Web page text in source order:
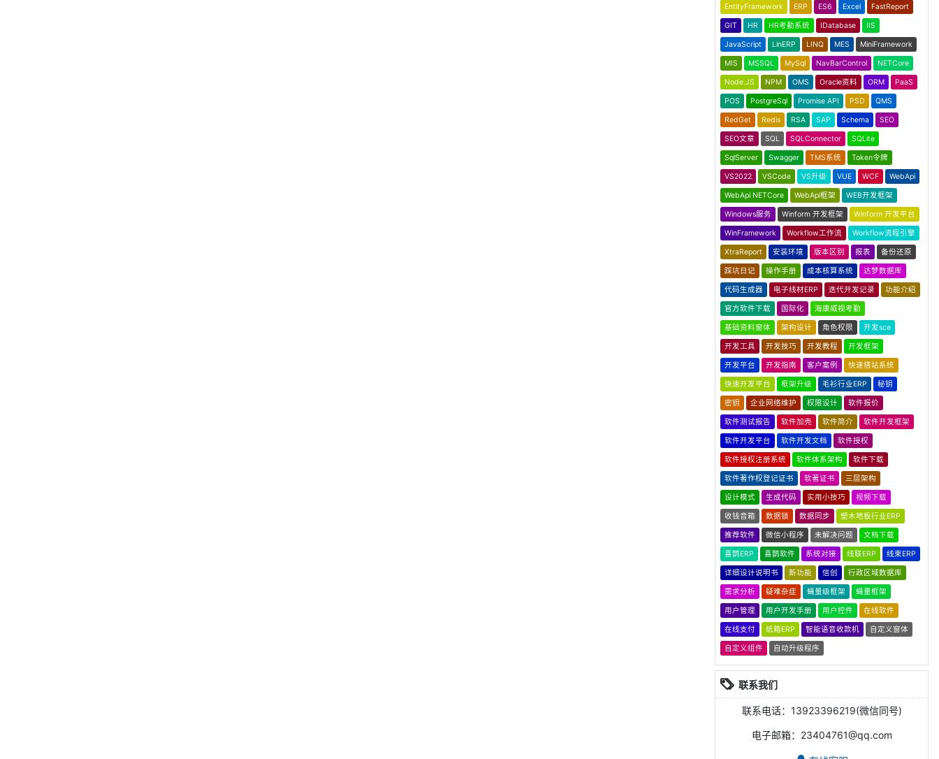
EntityFramework ERP ES6 Excel FastReport
GIT HR HR考勤系统 IDatabase IIS
JavaScript LinERP LINQ MES MiniFramework
MIS MSSQL MySql NavBarControl NETCore
Node.JS NPM OMS Oracle资料 ORM PaaS
POS PostgreSql Promise API PSD QMS
RedGet Redis RSA SAP Schema SEO
SEO文章 SQL SQLConnector SQLite
SqlServer Swagger TMS系统 Token令牌
VS2022 VSCode VS升级 VUE WCF WebApi
WebApi NETCore WebApi框架 WEB开发框架
Windows服务 Winform 开发框架 Winform 开发平台
WinFramework Workflow工作流 Workflow流程引擎
XtraReport 安装环境 版本区别 报表 备份还原
踩坑日记 操作手册 成本核算系统 达梦数据库
代码生成器 电子线材ERP 迭代开发记录 功能介绍
官方软件下载 国际化 海康威视考勤
基础资料窗体 架构设计 角色权限 开发sce
开发工具 开发技巧 开发教程 开发框架
开发平台 开发指南 客户案例 快速搭站系统
快速开发平台 框架升级 毛衫行业ERP 秘钥
密钥 企业网络维护 权限设计 软件报价
软件测试报告 软件加壳 软件简介 软件开发框架
软件开发平台 软件开发文档 软件授权
软件授权注册系统 软件体系架构 软件下载
软件著作权登记证书 软著证书 三层架构
设计模式 生成代码 实用小技巧 视频下载
收钱音箱 数据锁 数据同步 塑木地板行业ERP
推荐软件 微信小程序 未解决问题 文档下载
喜鹊ERP 喜鹊软件 系统对接 线联ERP 线束ERP
详细设计说明书 新功能 信创 行政区域数据库
需求分析 疑难杂症 蝇量级框架 蝇量框架
用户管理 用户开发手册 用户控件 在线软件
在线支付 纸箱ERP 智能语音收款机 自定义窗体
自定义组件 自动升级程序
联系我们
联系电话：13923396219(微信同号)
电子邮箱：23404761@qq.com